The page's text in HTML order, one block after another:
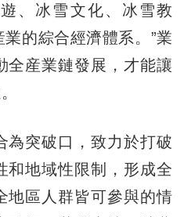
、冰雪文化、冰雪教
的綜合經濟體系。”業
全産業鏈發展，才能讓
突破口，致力於打破
和地域性限制，形成全
地區人群皆可參與的情